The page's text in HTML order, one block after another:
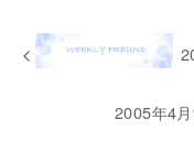
2005年4